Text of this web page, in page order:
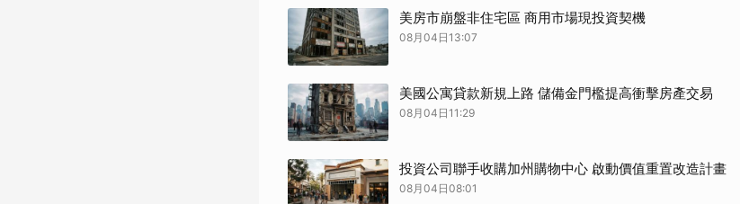
美房市崩盤非住宅區 商用市場現投資契機
08月04日13:07
美國公寓貸款新規上路 儲備金門檻提高衝擊房產交易
08月04日11:29
投資公司聯手收購加州購物中心 啟動價值重置改造計畫
08月04日08:01